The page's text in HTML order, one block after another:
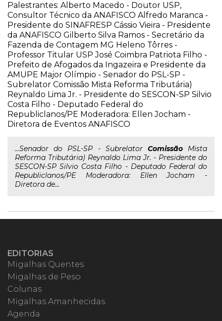
Palestrantes: Alberto Macedo - Doutor USP,
Consultor Técnico da ANAFISCO Alfredo Maranca -
Presidente do SINAFRESP Cássio Vieira - Presidente
da ANAFISCO Gilberto Silva Ramos - Secretário da
Fazenda de Contagem MG Heleno Tôrres -
Professor Titular USP José Coimbra Patriota Filho -
Prefeito de Afogados da Ingazeira e Presidente da
AMUPE Major Olímpio - Senador do PSL-SP -
Subrelator Comissão Mista Reforma Tributária)
Reynaldo Lima Jr. - Presidente do SESCON-SP Silvio
Costa Filho - Deputado Federal do
Republiclanos/PE Moderadora: Ellen Jocham -
Diretora de Eventos ANAFISCO
...Senador do PSL-SP - Subrelator ComissãoMista
Reforma Tributária) Reynaldo Lima Jr. - Presidente do
SESCON-SP Silvio Costa Filho - Deputado Federal do
Republiclanos/PE Moderadora: Ellen Jocham -
Diretora de...
EDITORIAS
Migalhas Quentes
Migalhas de Peso
Colunas
Migalhas Amanhecidas
Agenda